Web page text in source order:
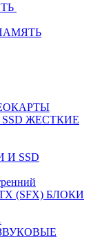
ЖЕСТКИЕ
SSD
БЛОКИ